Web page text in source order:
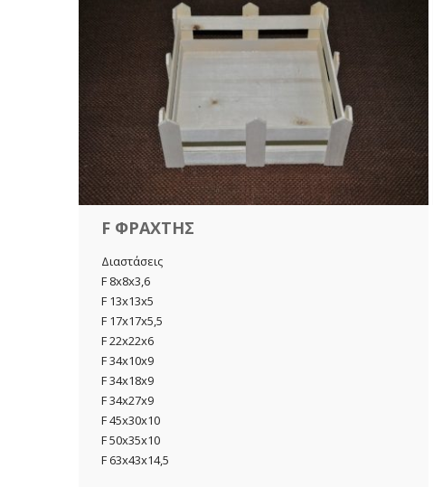
F ΦΡΑΧΤΗΣ
Διαστάσεις
F 8x8x3,6
F 13x13x5
F 17x17x5,5
F 22x22x6
F 34x10x9
F 34x18x9
F 34x27x9
F 45x30x10
F 50x35x10
F 63x43x14,5